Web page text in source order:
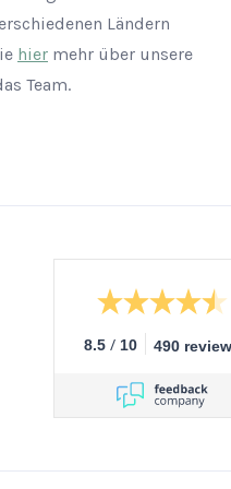
Ländern
hier mehr über unsere
Team.
8.5 / 10 490